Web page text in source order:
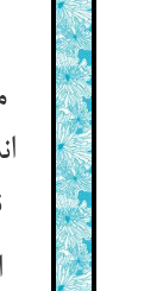
ناله و نفیر افراختند